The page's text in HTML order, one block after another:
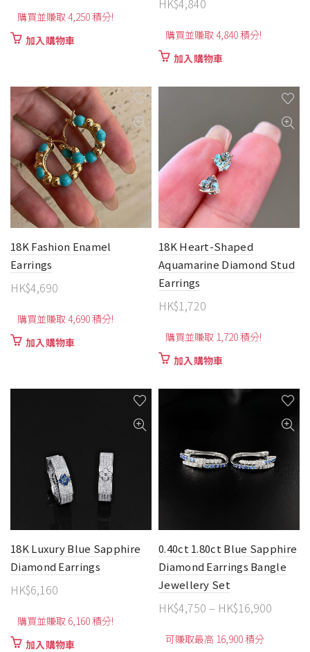
購買並賺取 4,250 積分!
加入購物車
HK$4,840
購買並賺取 4,840 積分!
加入購物車
18K Fashion Enamel
Earrings
HK$4,690
購買並賺取 4,690 積分!
加入購物車
18K Heart-Shaped
Aquamarine Diamond Stud
Earrings
HK$1,720
購買並賺取 1,720 積分!
加入購物車
18K Luxury Blue Sapphire
Diamond Earrings
HK$6,160
購買並賺取 6,160 積分!
加入購物車
0.40ct 1.80ct Blue Sapphire
Diamond Earrings Bangle
Jewellery Set
HK$4,750 – HK$16,900
可賺取最高 16,900 積分